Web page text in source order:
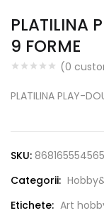
PLATILINA
9 FORME
(0
PLATILINA PLAY-
SKU:
Categorii:
Etichete: Art